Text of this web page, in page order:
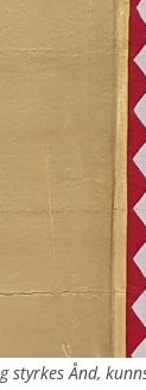
styrkes Ånd,